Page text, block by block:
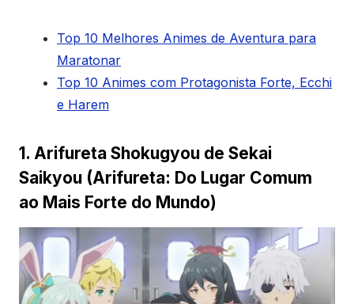
Top 10 Melhores Animes de Aventura para
Maratonar
Top 10 Animes com Protagonista Forte, Ecchi
e Harem
1. Arifureta Shokugyou de Sekai
Saikyou (Arifureta: Do Lugar Comum
ao Mais Forte do Mundo)